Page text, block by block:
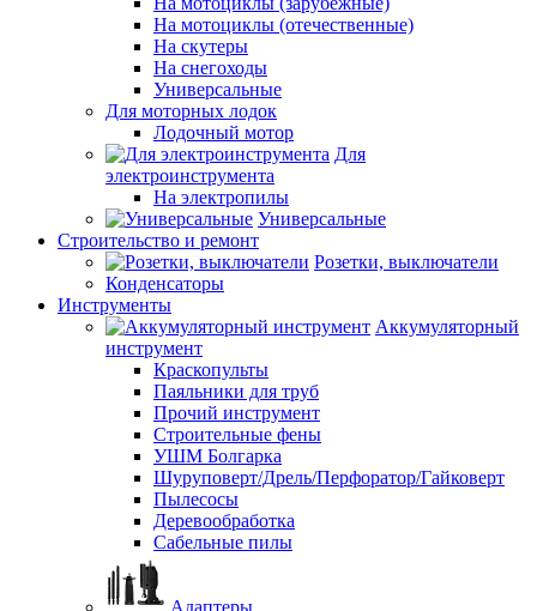
На мотоциклы (отечественные)
На скутеры
На снегоходы
Универсальные
Для моторных лодок
Лодочный мотор
Для
электроинструмента
На электропилы
Универсальные
Строительство и ремонт
Розетки, выключатели
Конденсаторы
Инструменты
Аккумуляторный
инструмент
Краскопульты
Паяльники для труб
Прочий инструмент
Строительные фены
УШМ Болгарка
Шуруповерт/Дрель/Перфоратор/Гайковерт
Пылесосы
Деревообработка
Сабельные пилы
Адаптеры